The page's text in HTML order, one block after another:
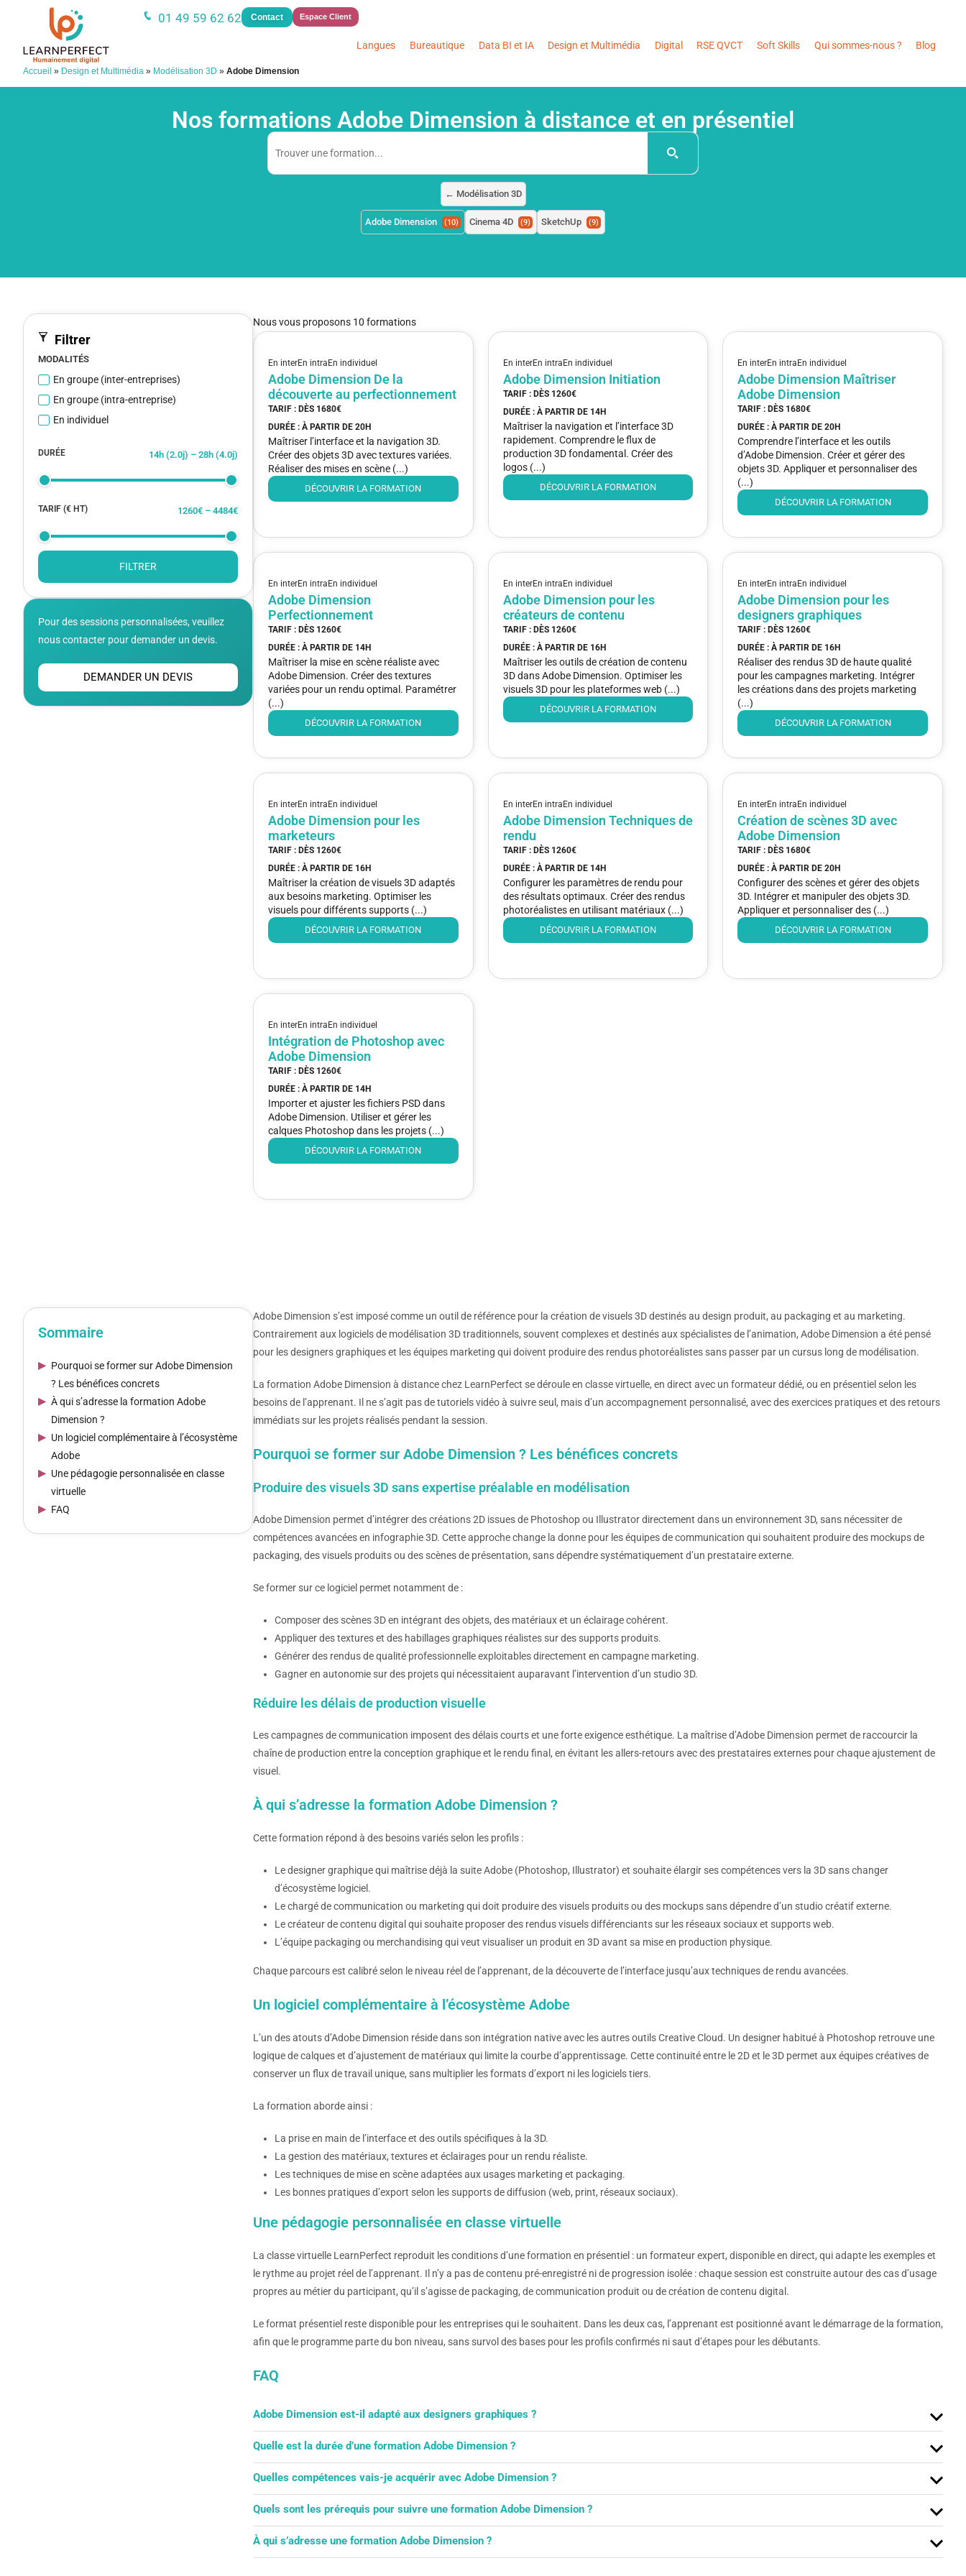
01 49 59 62 62 Contact Espace Client
Langues Bureautique Data BI et IA Design et Multimédia Digital RSE QVCT Soft Skills Qui sommes-nous ? Blog
Accueil » Design et Multimédia » Modélisation 3D » Adobe Dimension
Nos formations Adobe Dimension à distance et en présentiel
← Modélisation 3D
Adobe Dimension (10) Cinema 4D (9) SketchUp (9)
Filtrer
MODALITÉS
En groupe (inter-entreprises)
En groupe (intra-entreprise)
En individuel
DURÉE 14h (2.0j) – 28h (4.0j)
TARIF (€ HT) 1260€ – 4484€
FILTRER
Pour des sessions personnalisées, veuillez
nous contacter pour demander un devis.
DEMANDER UN DEVIS
Nous vous proposons 10 formations
En interEn intraEn individuel
Adobe Dimension De la
découverte au perfectionnement
TARIF : DÈS 1680€
DURÉE : À PARTIR DE 20H
Maîtriser l’interface et la navigation 3D.
Créer des objets 3D avec textures variées.
Réaliser des mises en scène (...)
DÉCOUVRIR LA FORMATION
En interEn intraEn individuel
Adobe Dimension Initiation
TARIF : DÈS 1260€
DURÉE : À PARTIR DE 14H
Maîtriser la navigation et l’interface 3D
rapidement. Comprendre le flux de
production 3D fondamental. Créer des
logos (...)
DÉCOUVRIR LA FORMATION
En interEn intraEn individuel
Adobe Dimension Maîtriser
Adobe Dimension
TARIF : DÈS 1680€
DURÉE : À PARTIR DE20H
Comprendre l’interface et les outils
d’Adobe Dimension. Créer et gérer des
objets 3D. Appliquer et personnaliser des
(...)
DÉCOUVRIR LA FORMATION
En interEn intraEn individuel
Adobe Dimension
Perfectionnement
TARIF : DÈS 1260€
DURÉE : À PARTIR DE 14H
Maîtriser la mise en scène réaliste avec
Adobe Dimension. Créer des textures
variées pour un rendu optimal. Paramétrer
(...)
DÉCOUVRIR LA FORMATION
En interEn intraEn individuel
Adobe Dimension pour les
créateurs de contenu
TARIF : DÈS 1260€
DURÉE : À PARTIR DE 16H
Maîtriser les outils de création de contenu
3D dans Adobe Dimension. Optimiser les
visuels 3D pour les plateformes web (...)
DÉCOUVRIR LA FORMATION
En interEn intraEn individuel
Adobe Dimension pour les
designers graphiques
TARIF : DÈS 1260€
DURÉE : À PARTIR DE 16H
Réaliser des rendus 3D de haute qualité
pour les campagnes marketing. Intégrer
les créations dans des projets marketing
(...)
DÉCOUVRIR LA FORMATION
En interEn intraEn individuel
Adobe Dimension pour les
marketeurs
TARIF : DÈS 1260€
DURÉE : À PARTIR DE 16H
Maîtriser la création de visuels 3D adaptés
aux besoins marketing. Optimiser les
visuels pour différents supports (...)
DÉCOUVRIR LA FORMATION
En interEn intraEn individuel
Adobe Dimension Techniques de
rendu
TARIF : DÈS 1260€
DURÉE : À PARTIR DE 14H
Configurer les paramètres de rendu pour
des résultats optimaux. Créer des rendus
photoréalistes en utilisant matériaux (...)
DÉCOUVRIR LA FORMATION
En interEn intraEn individuel
Création de scènes 3D avec
Adobe Dimension
TARIF : DÈS 1680€
DURÉE : À PARTIR DE20H
Configurer des scènes et gérer des objets
3D. Intégrer et manipuler des objets 3D.
Appliquer et personnaliser des (...)
DÉCOUVRIR LA FORMATION
En interEn intraEn individuel
Intégration de Photoshop avec
Adobe Dimension
TARIF : DÈS 1260€
DURÉE : À PARTIR DE 14H
Importer et ajuster les fichiers PSD dans
Adobe Dimension. Utiliser et gérer les
calques Photoshop dans les projets (...)
DÉCOUVRIR LA FORMATION
Sommaire
Pourquoi se former sur Adobe Dimension
? Les bénéfices concrets
À qui s’adresse la formation Adobe
Dimension ?
Un logiciel complémentaire à l’écosystème
Adobe
Une pédagogie personnalisée en classe
virtuelle
FAQ
Adobe Dimension s’est imposé comme un outil de référence pour la création de visuels 3D destinés au design produit, au packaging et au marketing.
Contrairement aux logiciels de modélisation 3D traditionnels, souvent complexes et destinés aux spécialistes de l’animation, Adobe Dimension a été pensé
pour les designers graphiques et les équipes marketing qui doivent produire des rendus photoréalistes sans passer par un cursus long de modélisation.
La formation Adobe Dimension à distance chez LearnPerfect se déroule en classe virtuelle, en direct avec un formateur dédié, ou en présentiel selon les
besoins de l’apprenant. Il ne s’agit pas de tutoriels vidéo à suivre seul, mais d’un accompagnement personnalisé, avec des exercices pratiques et des retours
immédiats sur les projets réalisés pendant la session.
Pourquoi se former sur Adobe Dimension ? Les bénéfices concrets
Produire des visuels 3D sans expertise préalable en modélisation
Adobe Dimension permet d’intégrer des créations 2D issues de Photoshop ou Illustrator directement dans un environnement 3D, sans nécessiter de
compétences avancées en infographie 3D. Cette approche change la donne pour les équipes de communication qui souhaitent produire des mockups de
packaging, des visuels produits ou des scènes de présentation, sans dépendre systématiquement d’un prestataire externe.
Se former sur ce logiciel permet notamment de :
Composer des scènes 3D en intégrant des objets, des matériaux et un éclairage cohérent.
Appliquer des textures et des habillages graphiques réalistes sur des supports produits.
Générer des rendus de qualité professionnelle exploitables directement en campagne marketing.
Gagner en autonomie sur des projets qui nécessitaient auparavant l’intervention d’un studio 3D.
Réduire les délais de production visuelle
Les campagnes de communication imposent des délais courts et une forte exigence esthétique. La maîtrise d’Adobe Dimension permet de raccourcir la
chaîne de production entre la conception graphique et le rendu final, en évitant les allers-retours avec des prestataires externes pour chaque ajustement de
visuel.
À qui s’adresse la formation Adobe Dimension ?
Cette formation répond à des besoins variés selon les profils :
Le designer graphique qui maîtrise déjà la suite Adobe (Photoshop, Illustrator) et souhaite élargir ses compétences vers la 3D sans changer
d’écosystème logiciel.
Le chargé de communication ou marketing qui doit produire des visuels produits ou des mockups sans dépendre d’un studio créatif externe.
Le créateur de contenu digital qui souhaite proposer des rendus visuels différenciants sur les réseaux sociaux et supports web.
L’équipe packaging ou merchandising qui veut visualiser un produit en 3D avant sa mise en production physique.
Chaque parcours est calibré selon le niveau réel de l’apprenant, de la découverte de l’interface jusqu’aux techniques de rendu avancées.
Un logiciel complémentaire à l’écosystème Adobe
L’un des atouts d’Adobe Dimension réside dans son intégration native avec les autres outils Creative Cloud. Un designer habitué à Photoshop retrouve une
logique de calques et d’ajustement de matériaux qui limite la courbe d’apprentissage. Cette continuité entre le 2D et le 3D permet aux équipes créatives de
conserver un flux de travail unique, sans multiplier les formats d’export ni les logiciels tiers.
La formation aborde ainsi :
La prise en main de l’interface et des outils spécifiques à la 3D.
La gestion des matériaux, textures et éclairages pour un rendu réaliste.
Les techniques de mise en scène adaptées aux usages marketing et packaging.
Les bonnes pratiques d’export selon les supports de diffusion (web, print, réseaux sociaux).
Une pédagogie personnalisée en classe virtuelle
La classe virtuelle LearnPerfect reproduit les conditions d’une formation en présentiel : un formateur expert, disponible en direct, qui adapte les exemples et
le rythme au projet réel de l’apprenant. Il n’y a pas de contenu pré-enregistré ni de progression isolée : chaque session est construite autour des cas d’usage
propres au métier du participant, qu’il s’agisse de packaging, de communication produit ou de création de contenu digital.
Le format présentiel reste disponible pour les entreprises qui le souhaitent. Dans les deux cas, l’apprenant est positionné avant le démarrage de la formation,
afin que le programme parte du bon niveau, sans survol des bases pour les profils confirmés ni saut d’étapes pour les débutants.
FAQ
Adobe Dimension est-il adapté aux designers graphiques ?
Oui. Adobe Dimension permet de transformer des créations 2D en mises en scène 3D, de réaliser des mockups produits, des packagings, des
Quelle est la durée d’une formation Adobe Dimension ?
La durée dépend du programme choisi : de 14 heures pour un perfectionnement à 20 heures pour un parcours complet
Quelles compétences vais-je acquérir avec Adobe Dimension ?
Vous apprendrez à créer des scènes 3D réalistes, importer et manipuler des objets, appliquer des matériaux et textures, gérer l’éclairage HDR/IBL,
Quels sont les prérequis pour suivre une formation Adobe Dimension ?
Il est nécessaire de disposer d’un ordinateur, d’une connexion Internet stable et d’Adobe Dimension installé. Un test de positionnement est réalisé
À qui s’adresse une formation Adobe Dimension ?